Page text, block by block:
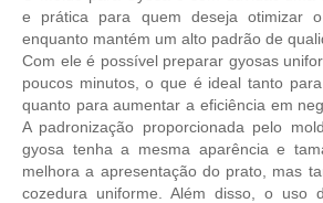
e prática para quem deseja otimizar
enquanto mantém um alto padrão de
Com ele é possível preparar gyosas
poucos minutos, o que é ideal tanto
quanto para aumentar a eficiência em
A padronização proporcionada pelo
gyosa tenha a mesma aparência e
melhora a apresentação do prato, mas
cozedura uniforme. Além disso, o uso